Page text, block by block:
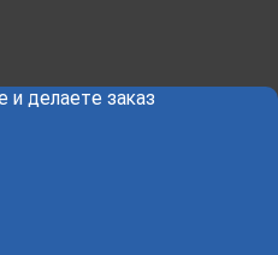
и делаете заказ